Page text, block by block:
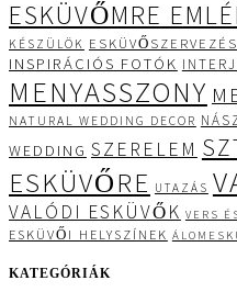
ESKÜVŐMRE
KÉSZÜLÖK ESKÜVŐSZERVEZÉS
INSPIRÁCIÓS FOTÓK
MENYASSZONY
NATURAL WEDDING DECOR
WEDDING SZERELEM
ESKÜVŐRE UTAZÁS
VALÓDI ESKÜVŐK VERS
ESKÜVŐI HELYSZÍNEK
KATEGÓRIÁK